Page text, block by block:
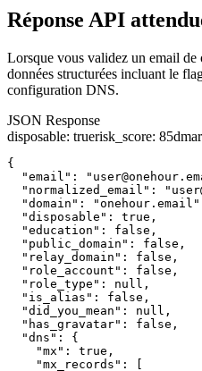
Réponse API
Lorsque vous validez un email
données structurées incluant le
configuration DNS.
JSON Response
disposable: truerisk_score: 85
{
"email":
"normalized_email":
"domain":
  "disposable": true,
  "education": false,
  "public_domain": false,
  "relay_domain": false,
  "role_account": false,
  "role_type": null,
  "is_alias": false,
  "did_you_mean": null,
  "has_gravatar": false,
  "dns": {
    "mx": true,
    "mx_records": [